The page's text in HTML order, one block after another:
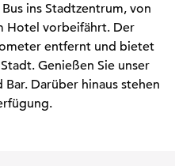
ins Stadtzentrum, von
Hotel vorbeifährt. Der
entfernt und bietet
Genießen Sie unser
Darüber hinaus stehen